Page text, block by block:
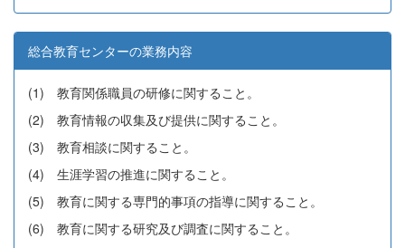
総合教育センターの業務内容
(1) 教育関係職員の研修に関すること。
(2) 教育情報の収集及び提供に関すること。
(3) 教育相談に関すること。
(4) 生涯学習の推進に関すること。
(5) 教育に関する専門的事項の指導に関すること。
(6) 教育に関する研究及び調査に関すること。